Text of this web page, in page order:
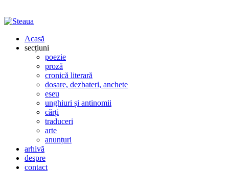
Acasă
secțiuni
poezie
proză
cronică literară
dosare, dezbateri, anchete
eseu
unghiuri și antinomii
cărți
traduceri
arte
anunțuri
arhivă
despre
contact